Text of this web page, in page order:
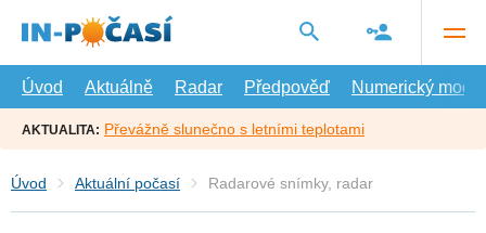
hlavní
Úvod
Aktuálně Radar Předpověď Numerický model
AKTUALITA: Převážně slunečno s letními teplotami
Úvod Aktuální počasí Radarové snímky, radar